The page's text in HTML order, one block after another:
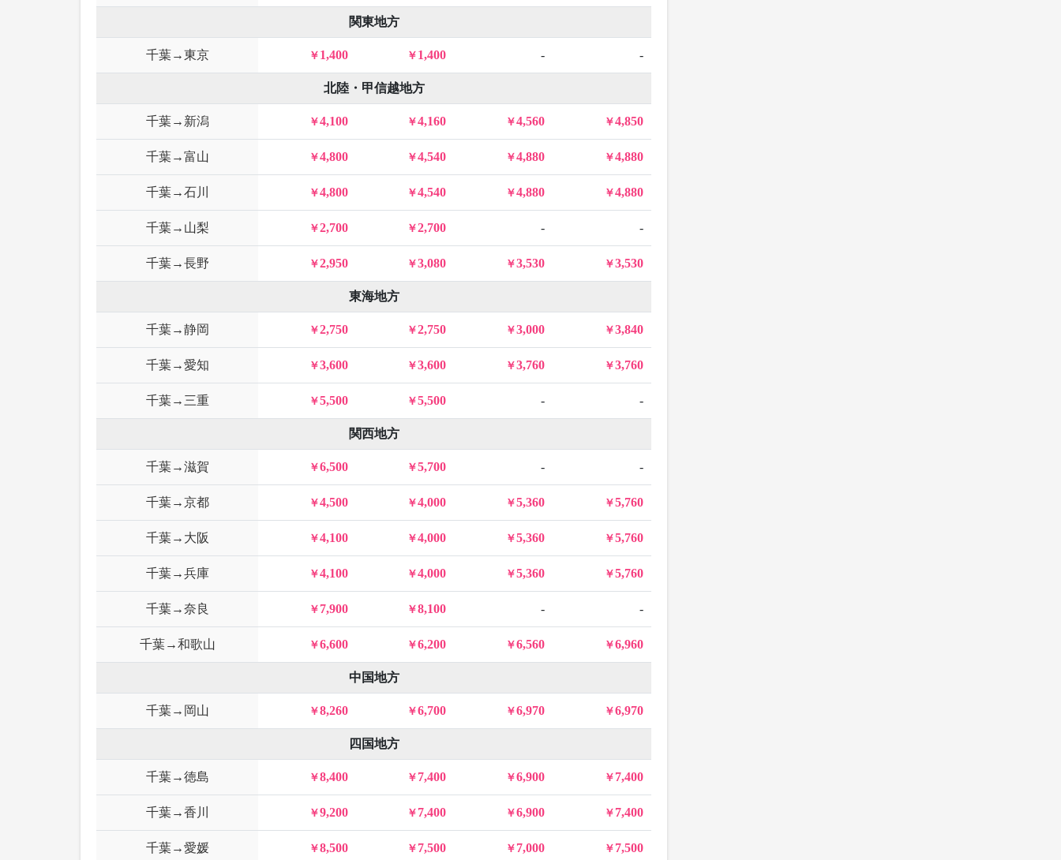
関東地方
千葉→東京 1,400 1,400 - -
北陸・甲信越地方
千葉→新潟 4,100 4,160 4,560 4,850
千葉→富山 4,800 4,540 4,880 4,880
千葉→石川 4,800 4,540 4,880 4,880
千葉→山梨 2,700 2,700 - -
千葉→長野 2,950 3,080 3,530 3,530
東海地方
千葉→静岡 2,750 2,750 3,000 3,840
千葉→愛知 3,600 3,600 3,760 3,760
千葉→三重 5,500 5,500 - -
関西地方
千葉→滋賀 6,500 5,700 - -
千葉→京都 4,500 4,000 5,360 5,760
千葉→大阪 4,100 4,000 5,360 5,760
千葉→兵庫 4,100 4,000 5,360 5,760
千葉→奈良 7,900 8,100 - -
千葉→和歌山 6,600 6,200 6,560 6,960
中国地方
千葉→岡山 8,260 6,700 6,970 6,970
四国地方
千葉→徳島 8,400 7,400 6,900 7,400
千葉→香川 9,200 7,400 6,900 7,400
千葉→愛媛 8,500 7,500 7,000 7,500